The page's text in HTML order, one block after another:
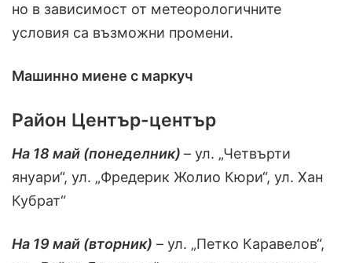
но в зависимост от метеорологичните
условия са възможни промени.
Машинно миене с маркуч
Район Център-център
На 18 май (понеделник) – ул. „Четвърти
януари“, ул. „Фредерик Жолио Кюри“, ул. Хан
Кубрат“
На 19 май (вторник) – ул. „Петко Каравелов“,